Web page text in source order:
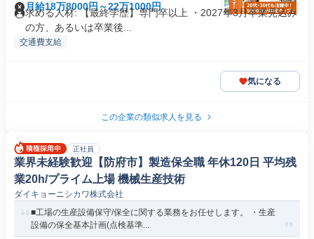
月給18万8000円～22万1000円
求める人材: 【最終学歴】専門卒以上 ・2027年3月卒業見込み
の方、あるいは卒業後...
交通費支給
気になる
この企業の類似求人を見る
正社員
業界未経験歓迎【防府市】製造保全職 年休120日 平均残
業20h/プライム上場 機械生産技術
ダイキョーニシカワ株式会社
■工場の生産設備保守/保全に関する業務をお任せします。 ・生産
設備の保全基本計画(点検基準...